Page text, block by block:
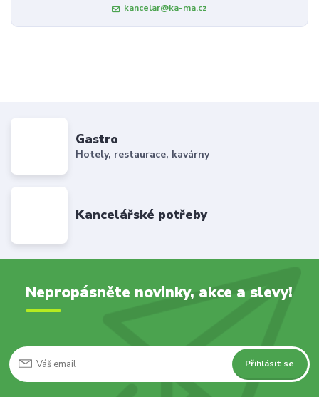
kancelar@ka-ma.cz
Gastro
Hotely, restaurace, kavárny
Kancelářské potřeby
Nepropásněte novinky, akce a slevy!
Přihlásit se